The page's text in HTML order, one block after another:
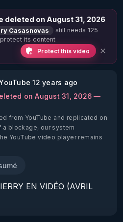
deleted on August 31, 2026
Casasnovas
still needs 125
its content
Protect this video
12 years ago
on August 31, 2026 —
from YouTube and replicated on
a blockage, our system
YouTube video player remains
EN VIDÉO (AVRIL